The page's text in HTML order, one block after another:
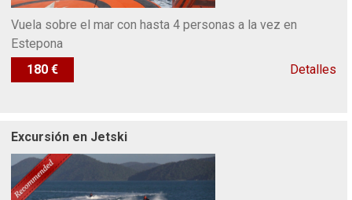
Vuela sobre el mar con hasta 4 personas a la vez en
Estepona
180 €
Detalles
Excursión en Jetski